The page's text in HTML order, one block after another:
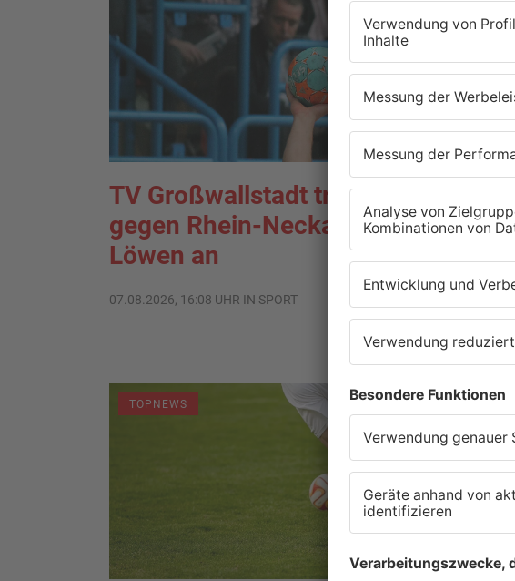
TV Großwallstadt tritt
gegen Rhein-Neckar
Löwen an
07.08.2026, 16:08 UHR IN SPORT
TOPNEWS